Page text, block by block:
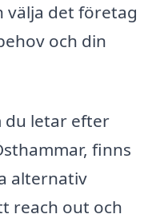
det företag
och din
du letar efter
finns
alternativ
reach out och